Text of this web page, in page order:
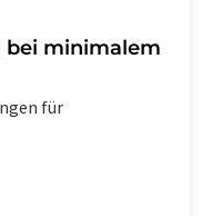
bei minimalem
für